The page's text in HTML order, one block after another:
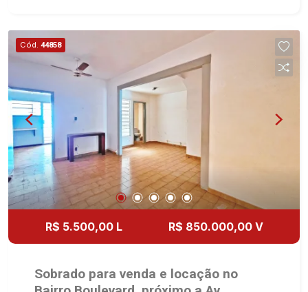
Corredor lateral - 3 vagas Martinelli Imobiliária,
referência no mercado imobiliário desde 2000.
Especialistas em Venda, Locação e
Lançamentos! Avenida João Fiúsa, 1051 - Alto da
Boa Vista | Ribeirão Preto.
Cód. 44858
R$ 5.500,00 L R$ 850.000,00 V
Sobrado para venda e locação no